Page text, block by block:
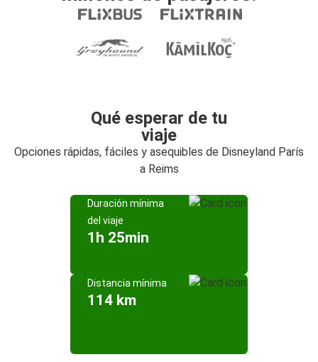
Qué esperar de tu
viaje
Opciones rápidas, fáciles y asequibles de Disneyland París
a Reims
Duración mínima
del viaje
1h 25min
Distancia mínima
114 km